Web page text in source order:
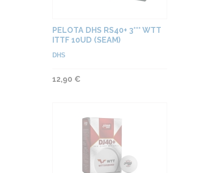
PELOTA DHS RS40+ 3*** WTT
ITTF 10UD (SEAM)
DHS
12,90 €